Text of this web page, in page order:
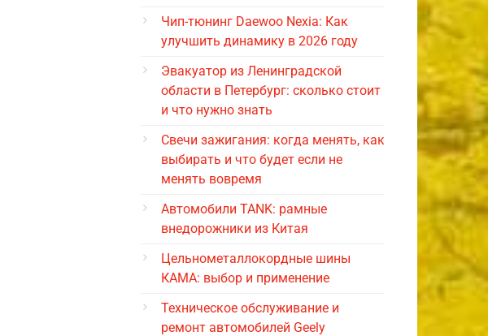
Чип-тюнинг Daewoo Nexia: Как
улучшить динамику в 2026 году
Эвакуатор из Ленинградской
области в Петербург: сколько стоит
и что нужно знать
Свечи зажигания: когда менять, как
выбирать и что будет если не
менять вовремя
Автомобили TANK: рамные
внедорожники из Китая
Цельнометаллокордные шины
КАМА: выбор и применение
Техническое обслуживание и
ремонт автомобилей Geely